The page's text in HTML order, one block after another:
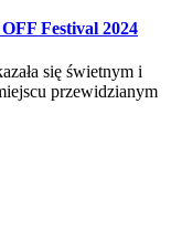
Festival 2024
się świetnym i
przewidzianym